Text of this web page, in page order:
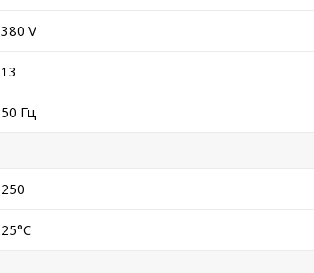
380 V
13
50 Гц
250
25°С